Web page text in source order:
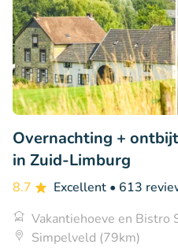
Overnachting +
in Zuid-Limburg
8.7 Excellent • 613
Vakantiehoeve en Bistro
Simpelveld (79km)